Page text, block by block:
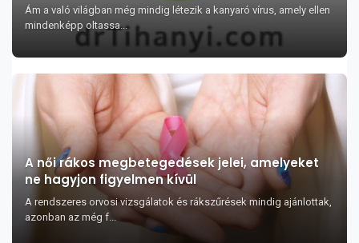
Ám a való világban még mindig létezik a kanyaró vírus, amely ellen
mindenképp oltassa...
A női rákos megbetegedések jelei, amelyeket
ne hagyjon figyelmen kívül
A rendszeres orvosi vizsgálatok és rákszűrések mindig ajánlottak,
azonban az még f...